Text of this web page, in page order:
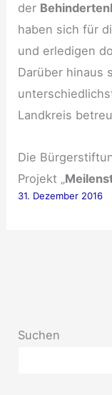
der
haben sich für
und erledigen
Darüber hinaus
Landkreis
Die
Projekt „
31. Dezember 2016
Suchen